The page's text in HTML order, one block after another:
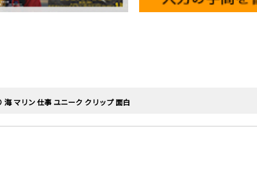
マリン 仕事 ユニーク クリップ 面白